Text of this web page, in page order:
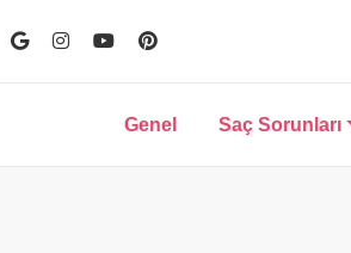
Genel Saç Sorunları